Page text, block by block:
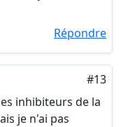
Répondre
#13
inhibiteurs de la
je n'ai pas